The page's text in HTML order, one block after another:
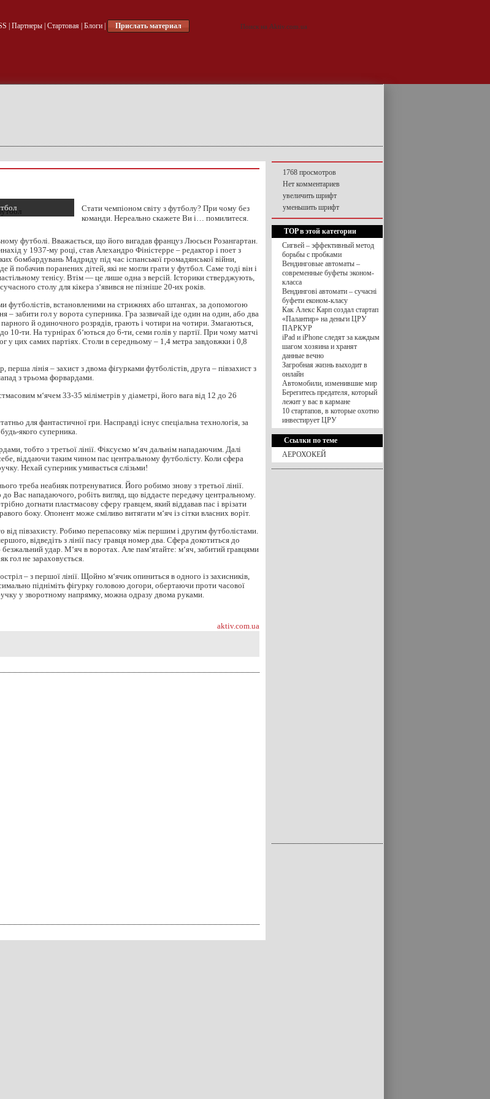
Партнеры| Стартовая| Блоги| Прислать материал
Стати чемпіоном світу з футболу? При чому без
команди. Нереально скажете Ви і… помилитеся.
футболі. Вважається, що його вигадав француз Люсьєн Розангартан.
у 1937-му році, став Алехандро Фіністерре – редактор і поет з
бомбардувань Мадриду під час іспанської громадянської війни,
й побачив поранених дітей, які не могли грати у футбол. Саме тоді він і
тенісу. Втім — це лише одна з версій. Історики стверджують,
столу для кікера з‘явився не пізніше 20-их років.
футболістів, встановленими на стрижнях або штангах, за допомогою
– забити гол у ворота суперника. Гра зазвичай іде один на один, або два
й одиночного розрядів, грають і чотири на чотири. Змагаються,
10-ти. На турнірах б‘ються до 6-ти, семи голів у партії. При чому матчі
у цих самих партіях. Столи в середньому – 1,4 метра завдовжки і 0,8
лінія – захист з двома фігурками футболістів, друга – півзахист з
з трьома форвардами.
м‘ячем 33-35 міліметрів у діаметрі, його вага від 12 до 26
для фантастичної гри. Насправді існує спеціальна технологія, за
якого суперника.
тобто з третьої лінії. Фіксуємо м‘яч дальнім нападаючим. Далі
віддаючи таким чином пас центральному футболісту. Коли сфера
Нехай суперник умивається слізьми!
треба неабияк потренуватися. Його робимо знову з третьої лінії.
Вас нападаючого, робіть вигляд, що віддаєте передачу центральному.
догнати пластмасову сферу гравцем, який віддавав пас і врізати
боку. Опонент може сміливо витягати м‘яч із сітки власних воріт.
від півзахисту. Робимо перепасовку між першим і другим футболістами.
відведіть з лінії пасу гравця номер два. Cфера докотиться до
удар. М‘яч в воротах. Але пам‘ятайте: м‘яч, забитий гравцями
гол не зараховується.
– з першої лінії. Щойно м‘ячик опиниться в одного із захисників,
підніміть фігурку головою догори, обертаючи проти часової
у зворотному напрямку, можна одразу двома руками.
aktiv.com.ua
1768 просмотров
Нет комментариев
увеличить шрифт
уменьшить шрифт
TOP в этой категории
Сигвей – эффективный метод
борьбы с пробками
Вендинговые автоматы –
современные буфеты эконом-
класса
Вендингові автомати – сучасні
буфети економ-класу
Как Алекс Карп создал стартап
«Палантир» на деньги ЦРУ
ПАРКУР
iPad и iPhone следят за каждым
шагом хозяина и хранят
данные вечно
Загробная жизнь выходит в
онлайн
Автомобили, изменившие мир
Берегитесь предателя, который
лежит у вас в кармане
10 стартапов, в которые охотно
инвестирует ЦРУ
Ссылки по теме
АЕРОХОКЕЙ